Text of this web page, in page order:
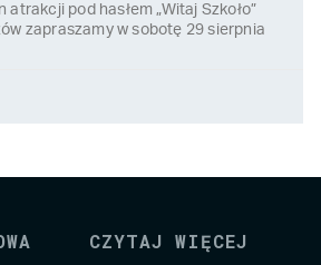
atrakcji pod hasłem „Witaj Szkoło”
zapraszamy w sobotę 29 sierpnia
CZYTAJ WIĘCEJ